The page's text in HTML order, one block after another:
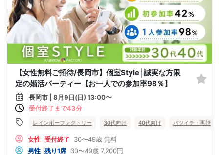
【女性無料ご招待/長岡市】個室Style│誠実な方限
定の婚活パーティー【お一人での参加率98％】
長岡市 | 8月9日(日) 13:00〜
受付終了まで43分
レインボーファクトリー 30代向け 40代向け バツイチ・再婚
女性 受付終了 30〜49歳 無料
男性 残り1席 30〜49歳 7,200円